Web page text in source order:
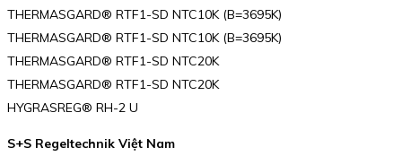
THERMASGARD® RTF1-SD NTC10K (B=3695K)
THERMASGARD® RTF1-SD NTC10K (B=3695K)
THERMASGARD® RTF1-SD NTC20K
THERMASGARD® RTF1-SD NTC20K
HYGRASREG® RH-2 U
S+S Regeltechnik Việt Nam